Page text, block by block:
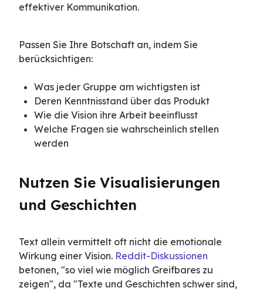
effektiver Kommunikation.
Passen Sie Ihre Botschaft an, indem Sie
berücksichtigen:
Was jeder Gruppe am wichtigsten ist
Deren Kenntnisstand über das Produkt
Wie die Vision ihre Arbeit beeinflusst
Welche Fragen sie wahrscheinlich stellen
werden
Nutzen Sie Visualisierungen
und Geschichten
Text allein vermittelt oft nicht die emotionale
Wirkung einer Vision. Reddit-Diskussionen
betonen, "so viel wie möglich Greifbares zu
zeigen", da "Texte und Geschichten schwer sind,